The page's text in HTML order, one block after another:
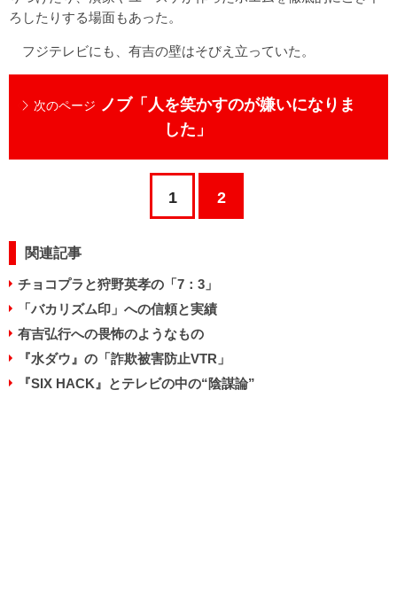
ろしたりする場面もあった。
フジテレビにも、有吉の壁はそびえ立っていた。
次のページ ノブ「人を笑かすのが嫌いになりま
した」
1 2
関連記事
チョコプラと狩野英孝の「7：3」
「バカリズム印」への信頼と実績
有吉弘行への畏怖のようなもの
『水ダウ』の「詐欺被害防止VTR」
『SIX HACK』とテレビの中の“陰謀論”